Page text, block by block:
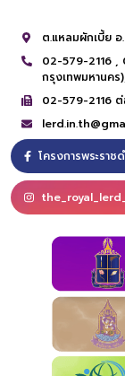
ต.แหลมผักเบี้ย อ
02-579-2116 ,
กรุงเทพมหานคร
02-579-2116 ต่
โครงการพระราช